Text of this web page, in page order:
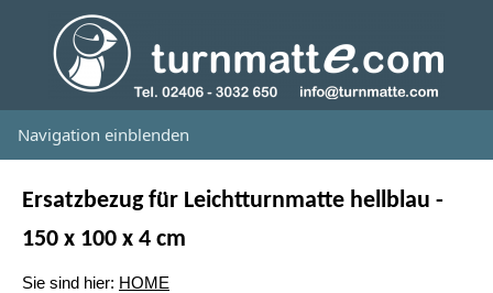
Navigation einblenden
Ersatzbezug für Leichtturnmatte hellblau -
150 x 100 x 4 cm
Sie sind hier: HOME